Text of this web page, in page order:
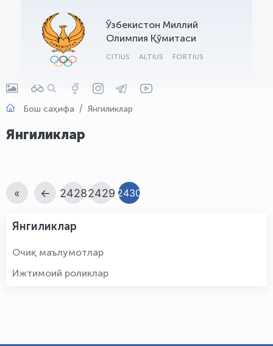
Ўзбекистон Миллий
Олимпия Қўмитаси
CITIUS ALTIUS FORTIUS
Бош саҳифа Янгиликлар
Янгиликлар
« ← 24282429 2430
Янгиликлар
Очиқ маълумотлар
Ижтимоий роликлар
OLYMPCHIK AI - yordamchi
Онлайн · olympic.uz